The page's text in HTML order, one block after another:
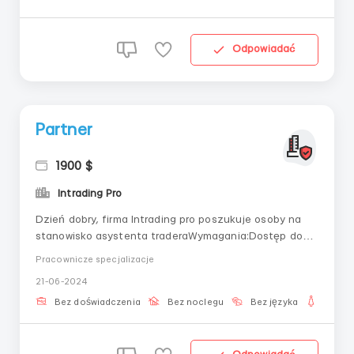
Odpowiadać
Partner
1900 $
Intrading Pro
Dzień dobry, firma Intrading pro poszukuje osoby na
stanowisko asystenta traderaWymagania:Dostęp do
nami na Telegramie @Soffigear
Pracownicze specjalizacje
21-06-2024
Bez doświadczenia Bez noclegu Bez języka